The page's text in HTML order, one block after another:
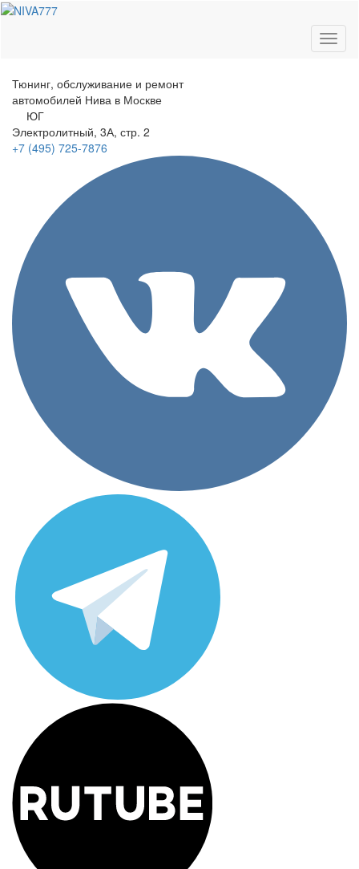
Тюнинг, обслуживание и ремонт
автомобилей Нива в Москве
ЮГ
Электролитный, 3А, стр. 2
+7 (495) 725-7876